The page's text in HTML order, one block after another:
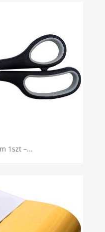
1szt –...